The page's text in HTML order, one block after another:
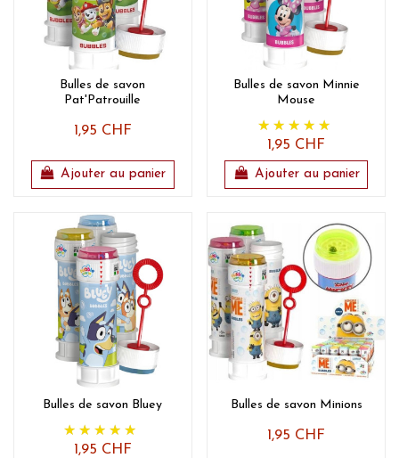
Bulles de savon
Pat'Patrouille
1,95 CHF
Ajouter au panier
Bulles de savon Minnie
Mouse
1,95 CHF
Ajouter au panier
Bulles de savon Bluey
1,95 CHF
Bulles de savon Minions
1,95 CHF